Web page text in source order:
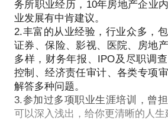
微信公众号、北注协培训网站等媒
务所职业经历，10年房地产企业
业发展有中肯建议。
2.丰富的从业经验，行业众多，包
证券、保险、影视、医院、房地
多样，财务年报、IPO及尽职调
控制、经济责任审计、各类专项
解答多种问题。
3.参加过多项职业生涯培训，曾
可以深入浅出，给你更清晰的人生